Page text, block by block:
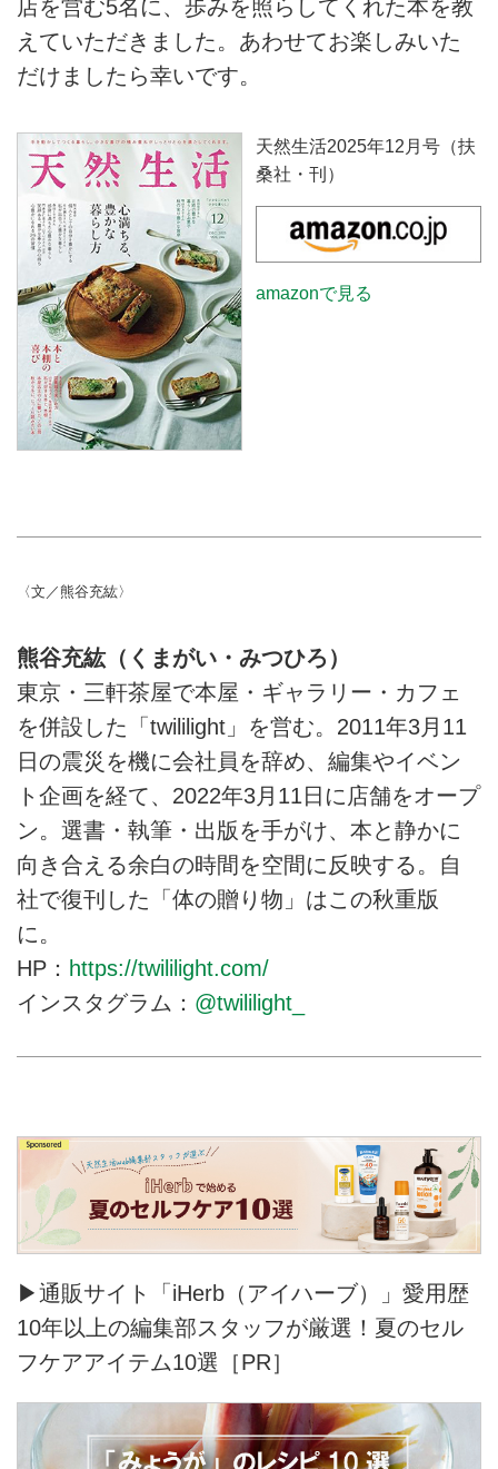
店を営む5名に、歩みを照らしてくれた本を教
えていただきました。あわせてお楽しみいた
だけましたら幸いです。
天然生活2025年12月号（扶
桑社・刊）
amazonで見る
〈文／熊谷充紘〉
熊谷充紘（くまがい・みつひろ）
東京・三軒茶屋で本屋・ギャラリー・カフェ
を併設した「twililight」を営む。2011年3月11
日の震災を機に会社員を辞め、編集やイベン
ト企画を経て、2022年3月11日に店舗をオープ
ン。選書・執筆・出版を手がけ、本と静かに
向き合える余白の時間を空間に反映する。自
社で復刊した「体の贈り物」はこの秋重版
に。
HP： https://twililight.com/
インスタグラム： @twililight_
▶通販サイト「iHerb（アイハーブ）」愛用歴
10年以上の編集部スタッフが厳選！夏のセル
フケアアイテム10選［PR］